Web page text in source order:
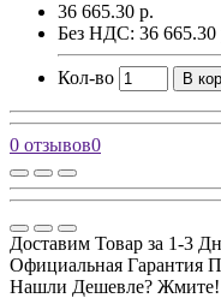
36 665.30 р.
Без НДС: 36 665.30
Кол-во В
0 отзывов0
Доставим Товар за 1-3
Официальная Гарантия
Нашли Дешевле? Жмите!